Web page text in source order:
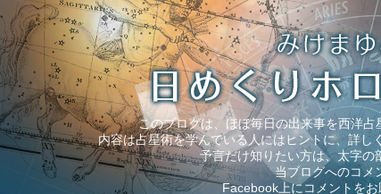
このブログは、ほぼ毎日の出来事を西洋
内容は占星術を学んでいる人にはヒントに、詳し
予言だけ知りたい方は、太字の
当ブログへのコメ
Facebook上にコメントをお